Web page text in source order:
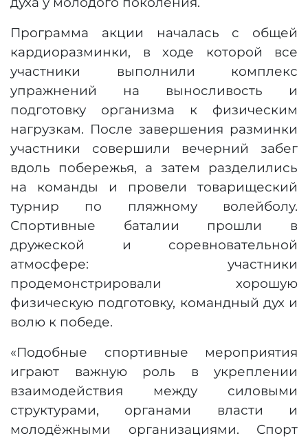
Программа акции началась с общей
кардиоразминки, в ходе которой все
участники выполнили комплекс
упражнений на выносливость и
подготовку организма к физическим
нагрузкам. После завершения разминки
участники совершили вечерний забег
вдоль побережья, а затем разделились
на команды и провели товарищеский
турнир по пляжному волейболу.
Спортивные баталии прошли в
дружеской и соревновательной
атмосфере: участники
продемонстрировали хорошую
физическую подготовку, командный дух и
волю к победе.
«Подобные спортивные мероприятия
играют важную роль в укреплении
взаимодействия между силовыми
структурами, органами власти и
молодёжными организациями. Спорт